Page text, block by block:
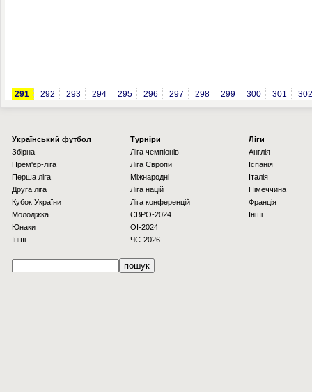
291 292 293 294 295 296 297 298 299 300 301 302
Українcький футбол
Збірна
Прем'єр-ліга
Перша ліга
Друга ліга
Кубок України
Молодіжка
Юнаки
Інші
Турніри
Ліга чемпіонів
Ліга Європи
Міжнародні
Ліга націй
Ліга конференцій
ЄВРО-2024
OI-2024
ЧС-2026
Ліги
Англія
Іспанія
Італія
Німеччина
Франція
Інші